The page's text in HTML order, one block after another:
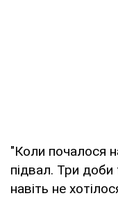
"Коли почалося
підвал. Три доби
навіть не